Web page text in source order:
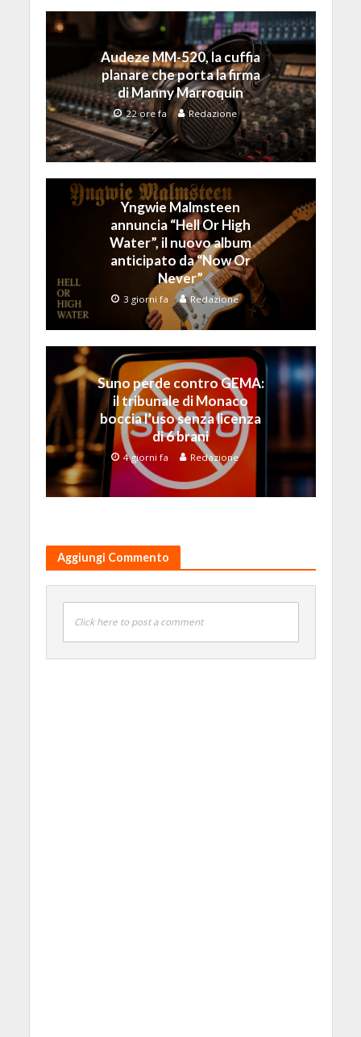
Audeze MM-520, la cuffia
planare che porta la firma
di Manny Marroquin
22 ore fa Redazione
Yngwie Malmsteen
annuncia “Hell Or High
Water”, il nuovo album
anticipato da “Now Or
Never”
3 giorni fa Redazione
Suno perde contro GEMA:
il tribunale di Monaco
boccia l’uso senza licenza
di 6 brani
4 giorni fa Redazione
Aggiungi Commento
Click here to post a comment